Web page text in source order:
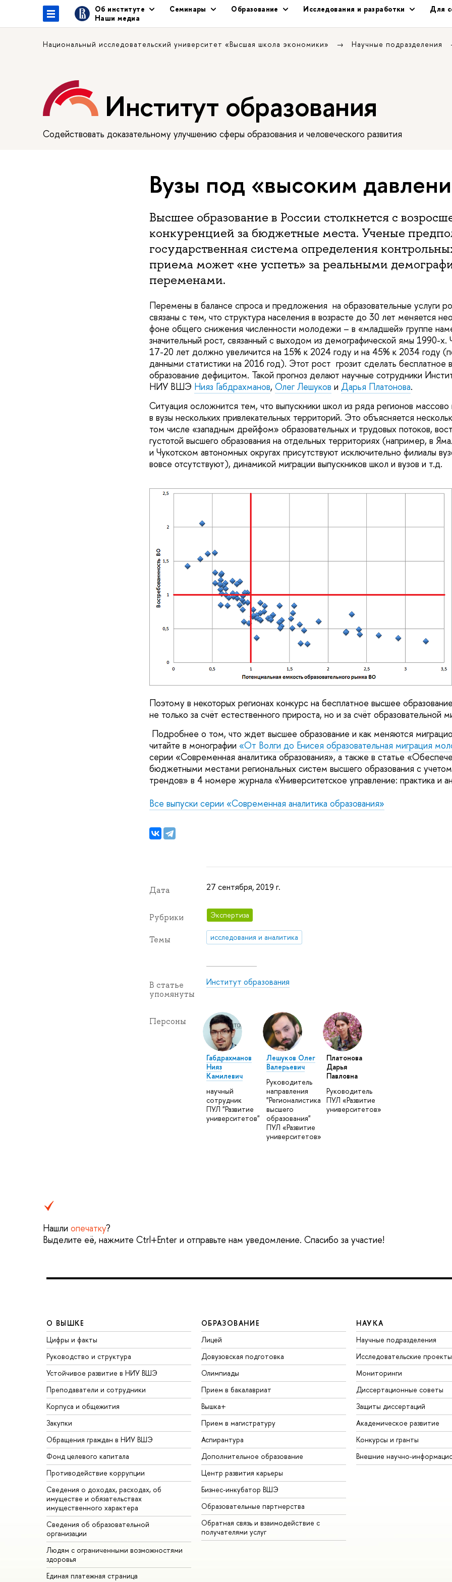
Об институте Семинары Образование Исследования и разработки
Для
Наши медиа
Национальный исследовательский университет «Высшая школа экономики» Научные подразделения
Институт образования
Содействовать доказательному улучшению сферы образования и человеческого развития
Вузы под «высоким
Высшее образование в России столкнется с
конкуренцией за бюджетные места. Ученые
государственная система определения
приема может «не успеть» за реальными
переменами.
Перемены в балансе спроса и предложения на образовательные услуги
связаны с тем, что структура населения в возрасте до 30 лет меняется
фоне общего снижения численности молодежи – в «младшей» группе
значительный рост, связанный с выходом из демографической ямы 1990-
17-20 лет должно увеличится на 15% к 2024 году и на 45% к 2034 году
данными статистики на 2016 год). Этот рост грозит сделать бесплатное
образование дефицитом. Такой прогноз делают научные сотрудники
НИУ ВШЭ Нияз Габдрахманов, Олег Лешуков и Дарья Платонова.
Ситуация осложнится тем, что выпускники школ из ряда регионов
в вузы нескольких привлекательных территорий. Это объясняется
том числе «западным дрейфом» образовательных и трудовых потоков,
густотой высшего образования на отдельных территориях (например, в
и Чукотском автономных округах присутствуют исключительно филиалы
вовсе отсутствуют), динамикой миграции выпускников школ и вузов и т.д.
Поэтому в некоторых регионах конкурс на бесплатное высшее
не только за счёт естественного прироста, но и за счёт образовательной
Подробнее о том, что ждет высшее образование и как меняются
читайте в монографии «От Волги до Енисея образовательная миграция
серии «Современная аналитика образования», а также в статье
бюджетными местами региональных систем высшего образования с
трендов» в 4 номере журнала «Университетское управление: практика и
Все выпуски серии «Современная аналитика образования»
Дата 27 сентября, 2019 г.
Рубрики Экспертиза
Темы исследования и аналитика
В статье
упомянуты
Институт образования
Персоны
Габдрахманов
Нияз
Камилевич
научный
сотрудник
ПУЛ "Развитие
университетов"
Лешуков Олег
Валерьевич
Руководитель
направления
"Регионалистика
высшего
образования"
ПУЛ «Развитие
университетов»
Платонова
Дарья
Павловна
Руководитель
ПУЛ «Развитие
университетов»
Нашли опечатку?
Выделите её, нажмите Ctrl+Enter и отправьте нам уведомление. Спасибо за участие!
О ВЫШКЕ
Цифры и факты
Руководство и структура
Устойчивое развитие в НИУ ВШЭ
Преподаватели и сотрудники
Корпуса и общежития
Закупки
Обращения граждан в НИУ ВШЭ
Фонд целевого капитала
Противодействие коррупции
Сведения о доходах, расходах, об
имуществе и обязательствах
имущественного характера
Сведения об образовательной
организации
Людям с ограниченными возможностями
здоровья
Единая платежная страница
ОБРАЗОВАНИЕ
Лицей
Довузовская подготовка
Олимпиады
Прием в бакалавриат
Вышка+
Прием в магистратуру
Аспирантура
Дополнительное образование
Центр развития карьеры
Бизнес-инкубатор ВШЭ
Образовательные партнерства
Обратная связь и взаимодействие с
получателями услуг
НАУКА
Научные подразделения
Исследовательские проекты
Мониторинги
Диссертационные советы
Защиты диссертаций
Академическое развитие
Конкурсы и гранты
Внешние научно-